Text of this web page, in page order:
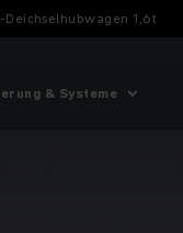
Deichselhubwagen 1,6t
& Systeme